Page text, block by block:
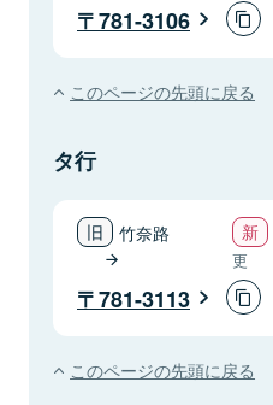
781-3106
このページの先頭に戻る
タ行
竹奈路
更
781-3113
このページの先頭に戻る